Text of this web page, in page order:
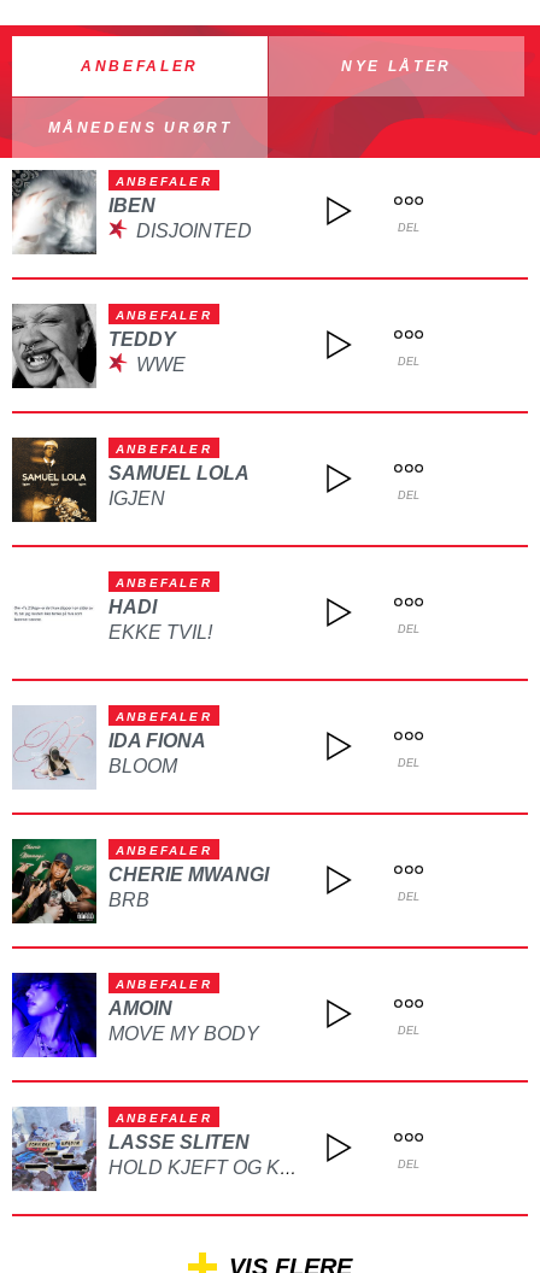
ANBEFALER NYE LÅTER
MÅNEDENS URØRT
ANBEFALER
IBEN
DISJOINTED
DEL
ANBEFALER
TEDDY
WWE
DEL
ANBEFALER
SAMUEL LOLA
IGJEN
DEL
ANBEFALER
HADI
EKKE TVIL!
DEL
ANBEFALER
IDA FIONA
BLOOM
DEL
ANBEFALER
CHERIE MWANGI
BRB
DEL
ANBEFALER
AMOIN
MOVE MY BODY
DEL
ANBEFALER
LASSE SLITEN
HOLD KJEFT OG KYSS MEG DEL
VIS FLERE